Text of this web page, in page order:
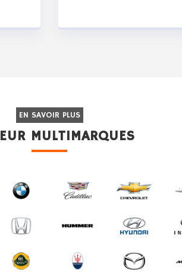
EN SAVOIR PLUS
MULTIMARQUES